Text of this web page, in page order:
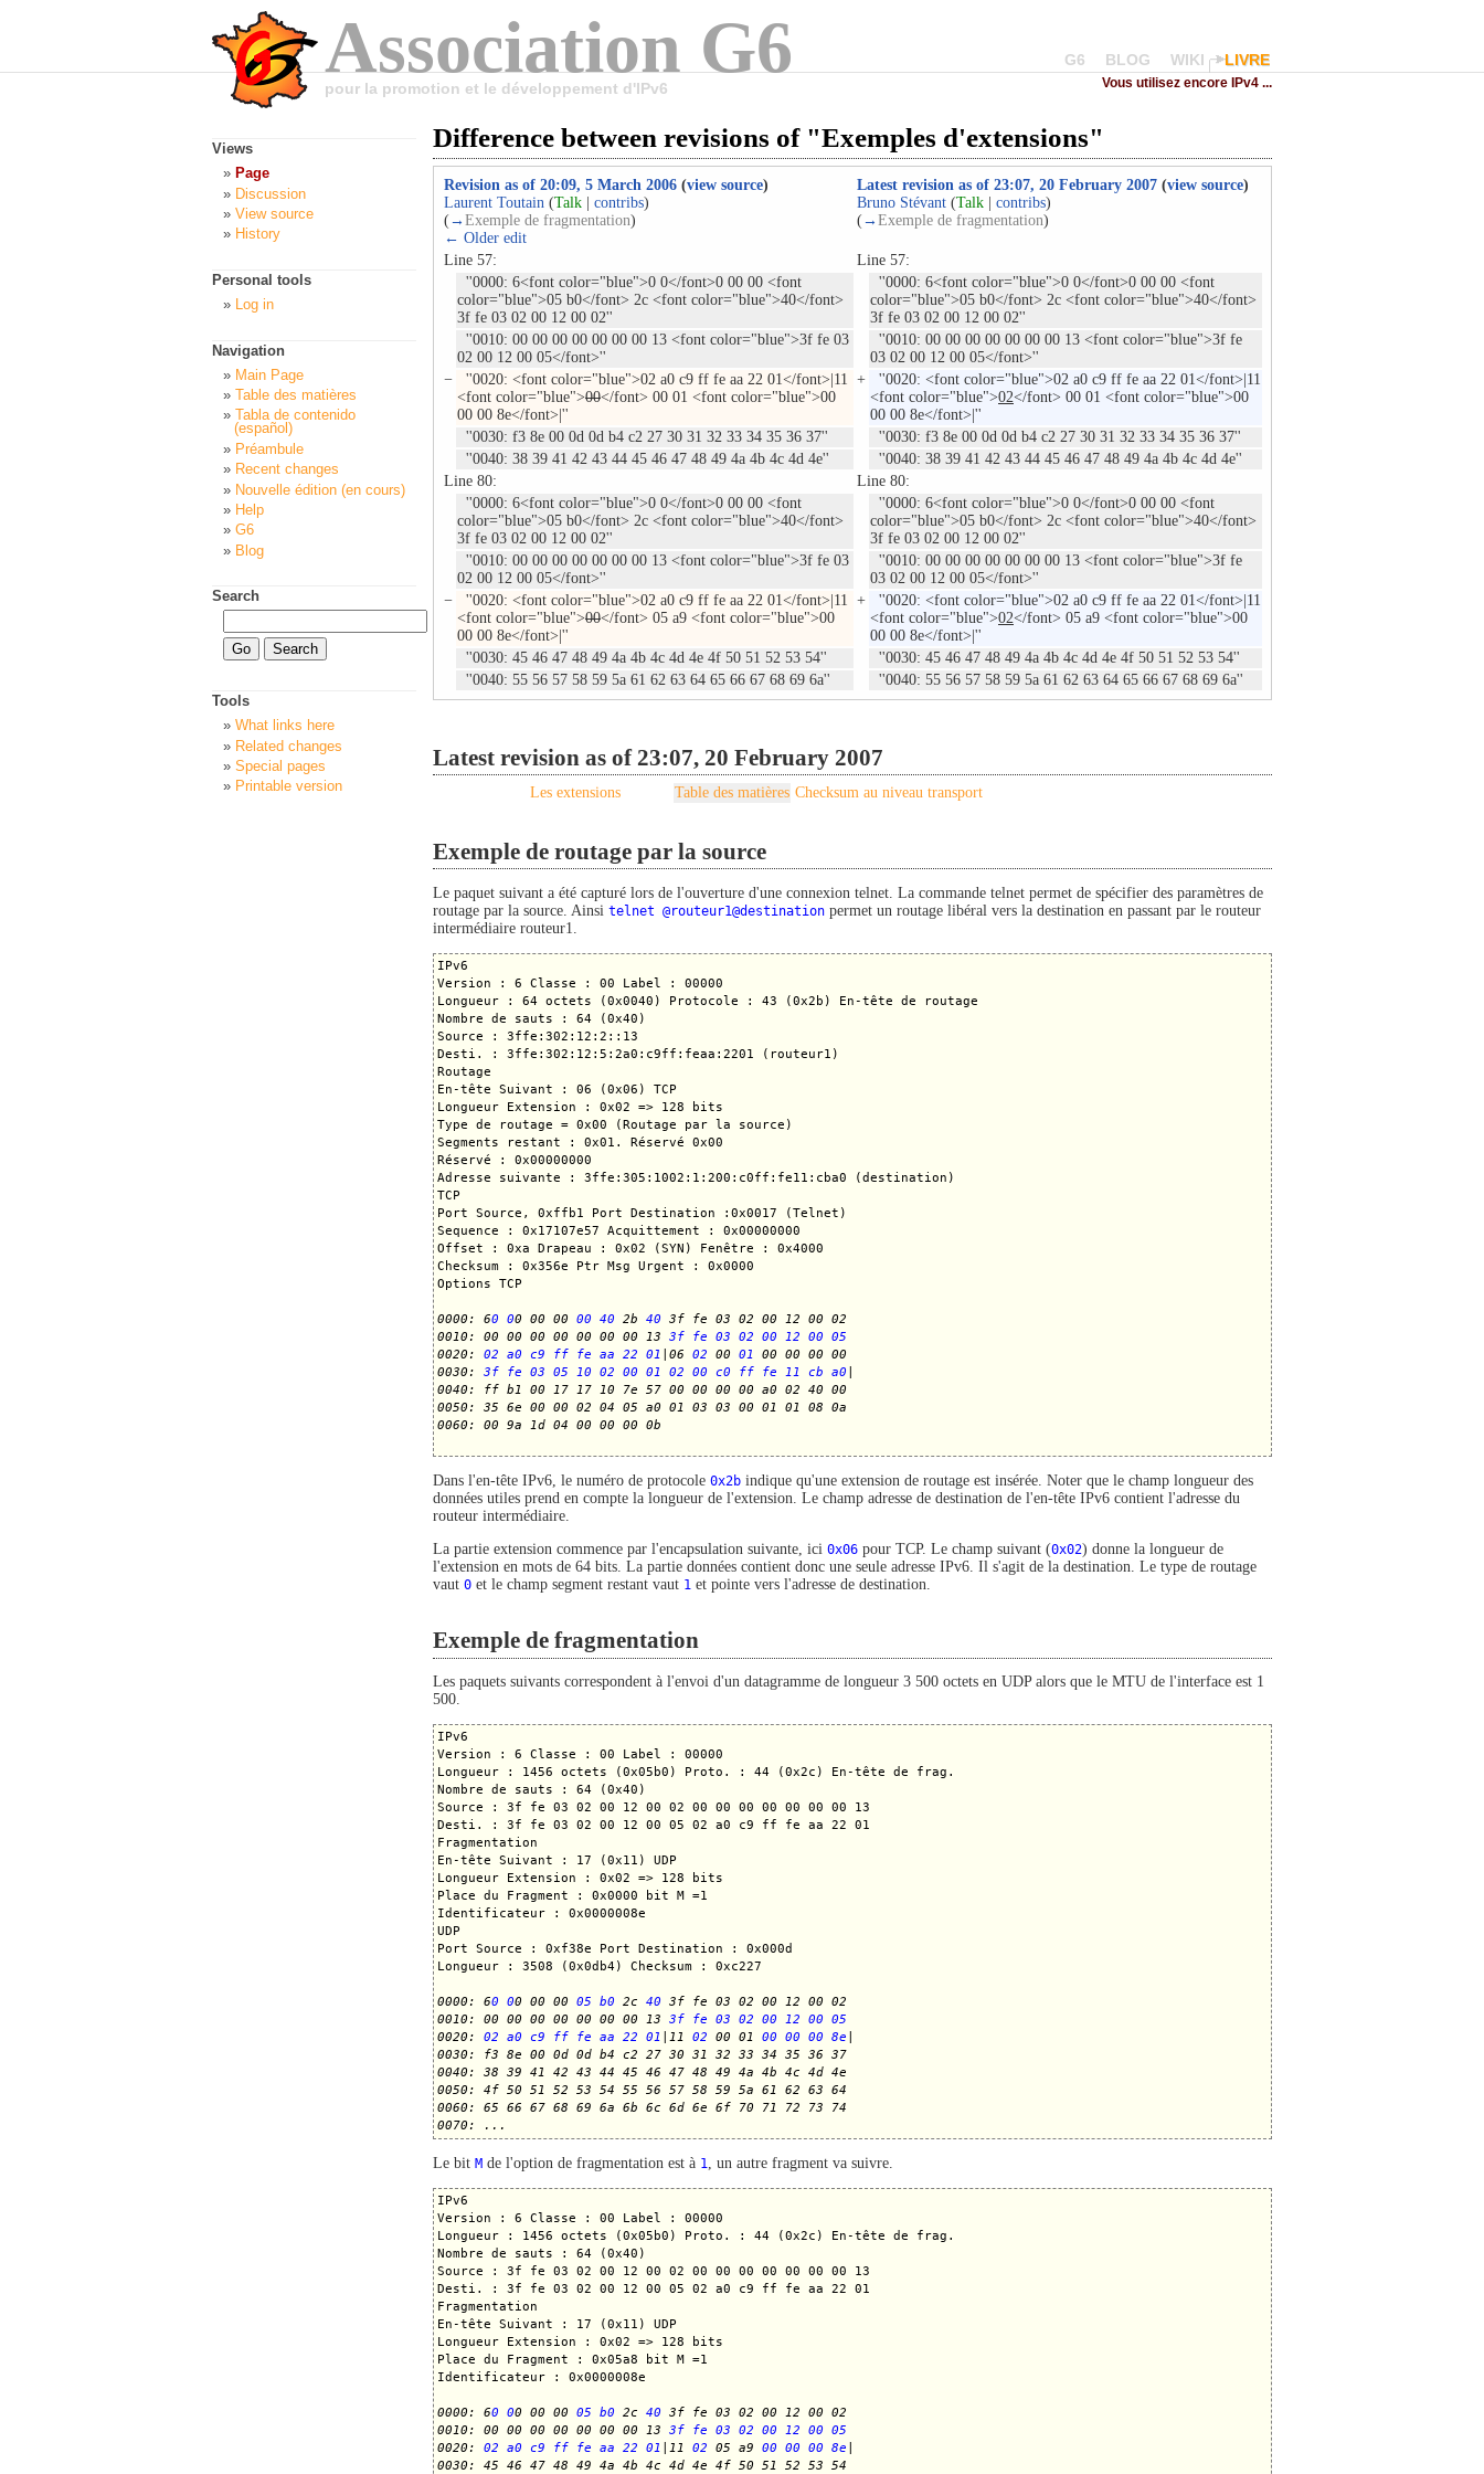
Association G6
pour la promotion et le développement d'IPv6
G6 BLOG WIKI LIVRE
Vous utilisez encore IPv4 ...
Difference between revisions of "Exemples d'extensions"
Revision as of 20:09, 5 March 2006 (view source)
Laurent Toutain (Talk contribs)
(→ Exemple de fragmentation)
← Older edit
Latest revision as of 23:07, 20 February 2007 (view source)
Bruno Stévant (Talk contribs)
(→ Exemple de fragmentation)
Line 57:
Line 57:
''0000: 6<font color="blue">0 0</font>0 00 00 <font
color="blue">05 b0</font> 2c <font color="blue">40</font>
3f fe 03 02 00 12 00 02''
''0000: 6<font color="blue">0 0</font>0 00 00 <font
color="blue">05 b0</font> 2c <font color="blue">40</font>
3f fe 03 02 00 12 00 02''
''0010: 00 00 00 00 00 00 00 13 <font color="blue">3f fe 03
02 00 12 00 05</font>''
''0010: 00 00 00 00 00 00 00 13 <font color="blue">3f fe
03 02 00 12 00 05</font>''
−
''0020: <font color="blue">02 a0 c9 ff fe aa 22 01</font>|11
<font color="blue">00</font> 00 01 <font color="blue">00
00 00 8e</font>|''
+
''0020: <font color="blue">02 a0 c9 ff fe aa 22 01</font>|11
<font color="blue">02</font> 00 01 <font color="blue">00
00 00 8e</font>|''
''0030: f3 8e 00 0d 0d b4 c2 27 30 31 32 33 34 35 36 37''
''0030: f3 8e 00 0d 0d b4 c2 27 30 31 32 33 34 35 36 37''
''0040: 38 39 41 42 43 44 45 46 47 48 49 4a 4b 4c 4d 4e''
''0040: 38 39 41 42 43 44 45 46 47 48 49 4a 4b 4c 4d 4e''
Line 80:
Line 80:
''0000: 6<font color="blue">0 0</font>0 00 00 <font
color="blue">05 b0</font> 2c <font color="blue">40</font>
3f fe 03 02 00 12 00 02''
''0000: 6<font color="blue">0 0</font>0 00 00 <font
color="blue">05 b0</font> 2c <font color="blue">40</font>
3f fe 03 02 00 12 00 02''
''0010: 00 00 00 00 00 00 00 13 <font color="blue">3f fe 03
02 00 12 00 05</font>''
''0010: 00 00 00 00 00 00 00 13 <font color="blue">3f fe
03 02 00 12 00 05</font>''
−
''0020: <font color="blue">02 a0 c9 ff fe aa 22 01</font>|11
<font color="blue">00</font> 05 a9 <font color="blue">00
00 00 8e</font>|''
+
''0020: <font color="blue">02 a0 c9 ff fe aa 22 01</font>|11
<font color="blue">02</font> 05 a9 <font color="blue">00
00 00 8e</font>|''
''0030: 45 46 47 48 49 4a 4b 4c 4d 4e 4f 50 51 52 53 54''
''0030: 45 46 47 48 49 4a 4b 4c 4d 4e 4f 50 51 52 53 54''
''0040: 55 56 57 58 59 5a 61 62 63 64 65 66 67 68 69 6a''
''0040: 55 56 57 58 59 5a 61 62 63 64 65 66 67 68 69 6a''
Latest revision as of 23:07, 20 February 2007
Les extensions Table des matières Checksum au niveau transport
Exemple de routage par la source
Le paquet suivant a été capturé lors de l'ouverture d'une connexion telnet. La commande telnet permet de spécifier des paramètres de
routage par la source. Ainsi telnet @routeur1@destination permet un routage libéral vers la destination en passant par le routeur
intermédiaire routeur1.
IPv6
Version : 6 Classe : 00 Label : 00000
Longueur : 64 octets (0x0040) Protocole : 43 (0x2b) En-tête de routage
Nombre de sauts : 64 (0x40)
Source : 3ffe:302:12:2::13
Desti. : 3ffe:302:12:5:2a0:c9ff:feaa:2201 (routeur1)
Routage
En-tête Suivant : 06 (0x06) TCP
Longueur Extension : 0x02 => 128 bits
Type de routage = 0x00 (Routage par la source)
Segments restant : 0x01. Réservé 0x00
Réservé : 0x00000000
Adresse suivante : 3ffe:305:1002:1:200:c0ff:fe11:cba0 (destination)
TCP
Port Source, 0xffb1 Port Destination :0x0017 (Telnet)
Sequence : 0x17107e57 Acquittement : 0x00000000
Offset : 0xa Drapeau : 0x02 (SYN) Fenêtre : 0x4000
Checksum : 0x356e Ptr Msg Urgent : 0x0000
Options TCP
0000: 60 00 00 00 00 40 2b 40 3f fe 03 02 00 12 00 02
0010: 00 00 00 00 00 00 00 13 3f fe 03 02 00 12 00 05
0020: 02 a0 c9 ff fe aa 22 01 |06 02 00 01 00 00 00 00
0030: 3f fe 03 05 10 02 00 01 02 00 c0 ff fe 11 cb a0
0040: ff b1 00 17 17 10 7e 57 00 00 00 00 a0 02 40 00
0050: 35 6e 00 00 02 04 05 a0 01 03 03 00 01 01 08 0a
0060: 00 9a 1d 04 00 00 00 0b
Dans l'en-tête IPv6, le numéro de protocole 0x2b indique qu'une extension de routage est insérée. Noter que le champ longueur des
données utiles prend en compte la longueur de l'extension. Le champ adresse de destination de l'en-tête IPv6 contient l'adresse du
routeur intermédiaire.
La partie extension commence par l'encapsulation suivante, ici 0x06 pour TCP. Le champ suivant (0x02) donne la longueur de
l'extension en mots de 64 bits. La partie données contient donc une seule adresse IPv6. Il s'agit de la destination. Le type de routage
vaut 0 et le champ segment restant vaut 1 et pointe vers l'adresse de destination.
Exemple de fragmentation
Les paquets suivants correspondent à l'envoi d'un datagramme de longueur 3 500 octets en UDP alors que le MTU de l'interface est 1
500.
IPv6
Version : 6 Classe : 00 Label : 00000
Longueur : 1456 octets (0x05b0) Proto. : 44 (0x2c) En-tête de frag.
Nombre de sauts : 64 (0x40)
Source : 3f fe 03 02 00 12 00 02 00 00 00 00 00 00 00 13
Desti. : 3f fe 03 02 00 12 00 05 02 a0 c9 ff fe aa 22 01
Fragmentation
En-tête Suivant : 17 (0x11) UDP
Longueur Extension : 0x02 => 128 bits
Place du Fragment : 0x0000 bit M =1
Identificateur : 0x0000008e
UDP
Port Source : 0xf38e Port Destination : 0x000d
Longueur : 3508 (0x0db4) Checksum : 0xc227
0000: 60 00 00 00 05 b0 2c 40 3f fe 03 02 00 12 00 02
0010: 00 00 00 00 00 00 00 13 3f fe 03 02 00 12 00 05
0020: 02 a0 c9 ff fe aa 22 01 |11 02 00 01 00 00 00 8e
0030: f3 8e 00 0d 0d b4 c2 27 30 31 32 33 34 35 36 37
0040: 38 39 41 42 43 44 45 46 47 48 49 4a 4b 4c 4d 4e
0050: 4f 50 51 52 53 54 55 56 57 58 59 5a 61 62 63 64
0060: 65 66 67 68 69 6a 6b 6c 6d 6e 6f 70 71 72 73 74
0070: ...
Le bit M de l'option de fragmentation est à 1, un autre fragment va suivre.
IPv6
Version : 6 Classe : 00 Label : 00000
Longueur : 1456 octets (0x05b0) Proto. : 44 (0x2c) En-tête de frag.
Nombre de sauts : 64 (0x40)
Source : 3f fe 03 02 00 12 00 02 00 00 00 00 00 00 00 13
Desti. : 3f fe 03 02 00 12 00 05 02 a0 c9 ff fe aa 22 01
Fragmentation
En-tête Suivant : 17 (0x11) UDP
Longueur Extension : 0x02 => 128 bits
Place du Fragment : 0x05a8 bit M =1
Identificateur : 0x0000008e
0000: 60 00 00 00 05 b0 2c 40 3f fe 03 02 00 12 00 02
0010: 00 00 00 00 00 00 00 13 3f fe 03 02 00 12 00 05
0020: 02 a0 c9 ff fe aa 22 01 |11 02 05 a9 00 00 00 8e
0030: 45 46 47 48 49 4a 4b 4c 4d 4e 4f 50 51 52 53 54
Views
Page
Discussion
View source
History
Personal tools
Log in
Navigation
Main Page
Table des matières
Tabla de contenido
(español)
Préambule
Recent changes
Nouvelle édition (en cours)
Help
G6
Blog
Search
Tools
What links here
Related changes
Special pages
Printable version